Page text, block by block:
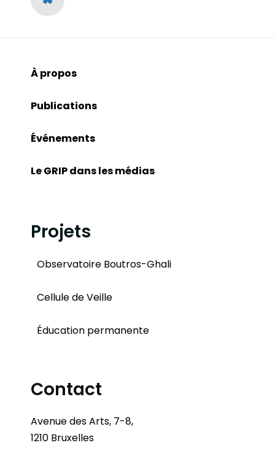
À propos
Publications
Événements
Le GRIP dans les médias
Projets
Observatoire Boutros-Ghali
Cellule de Veille
Éducation permanente
Contact
Avenue des Arts, 7-8,
1210 Bruxelles